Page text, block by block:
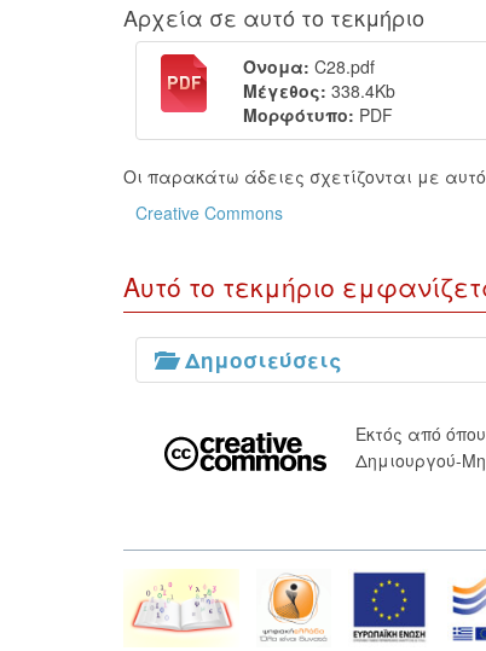
Αρχεία σε αυτό το τεκμήριο
Όνομα: C28.pdf
Μέγεθος: 338.4Kb
Μορφότυπο: PDF
Οι παρακάτω άδειες σχετίζονται με αυτό
Creative Commons
Αυτό το τεκμήριο
Δημοσιεύσεις
Εκτός από
Δημιουργού-